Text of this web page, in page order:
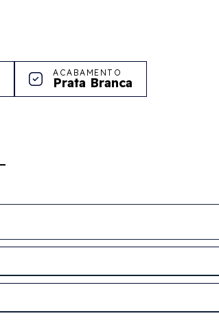
ACABAMENTO
Prata Branca